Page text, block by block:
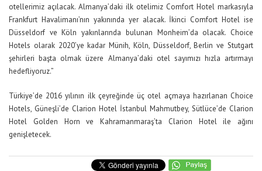
otellerimiz açılacak. Almanya’daki ilk otelimiz Comfort Hotel markasıyla
Frankfurt Havalimanı’nın yakınında yer alacak. İkinci Comfort Hotel ise
Düsseldorf ve Köln yakınlarında bulunan Monheim’da olacak. Choice
Hotels olarak 2020’ye kadar Münih, Köln, Düsseldorf, Berlin ve Stutgart
şehirleri başta olmak üzere Almanya’daki otel sayımızı hızla artırmayı
hedefliyoruz.”
Türkiye’de 2016 yılının ilk çeyreğinde üç otel açmaya hazırlanan Choice
Hotels, Güneşli’de Clarion Hotel İstanbul Mahmutbey, Sütlüce’de Clarion
Hotel Golden Horn ve Kahramanmaraş’ta Clarion Hotel ile ağını
genişletecek.